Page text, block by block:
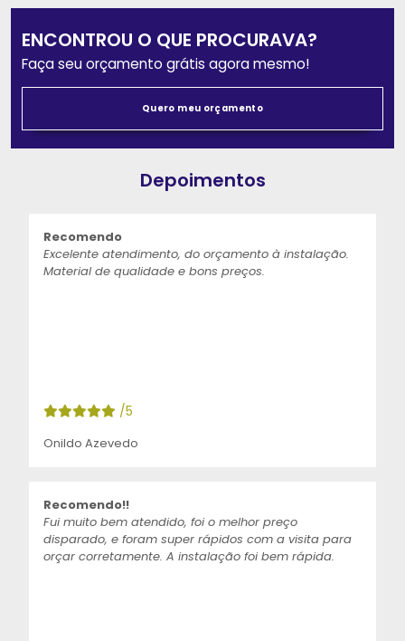
ENCONTROU O QUE PROCURAVA?
Faça seu orçamento grátis agora mesmo!
Quero meu orçamento
Depoimentos
Recomendo
Excelente atendimento, do orçamento à instalação.
Material de qualidade e bons preços.
/5
Onildo Azevedo
Recomendo!!
Fui muito bem atendido, foi o melhor preço
disparado, e foram super rápidos com a visita para
orçar corretamente. A instalação foi bem rápida.